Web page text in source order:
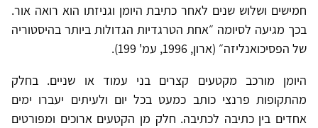
חמישים ושלוש שנים לאחר כתיבת היומן וגניזתו הוא רואה אור.
בכך מגיעה לסיומה ״אחת הטרגדיות הגדולות ביותר בהיסטוריה
של הפסיכואנליזה״ (ארון, 1996, עמ' 199).
היומן מורכב מקטעים קצרים בני עמוד או שניים. בחלק
מהתקופות פרנצי כותב כמעט בכל יום ולעיתים יעברו ימים
אחדים בין כתיבה לכתיבה. חלק מן הקטעים ארוכים ומפורטים